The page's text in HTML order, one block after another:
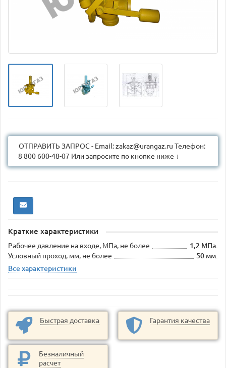
ОТПРАВИТЬ ЗАПРОС - Email: zakaz@urangaz.ru Телефон:
8 800 600-48-07 Или запросите по кнопке ниже ↓
Краткие характеристики
Рабочее давление на входе, МПа, не более
1,2 МПа.
Условный проход, мм, не более
50 мм.
Все характеристики
Быстрая доставка Гарантия качества
Безналичный
расчет